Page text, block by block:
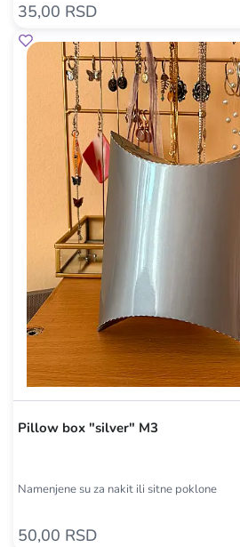
35,00 RSD
Pillow box "silver" M3
Namenjene su za nakit ili sitne poklone
50,00 RSD